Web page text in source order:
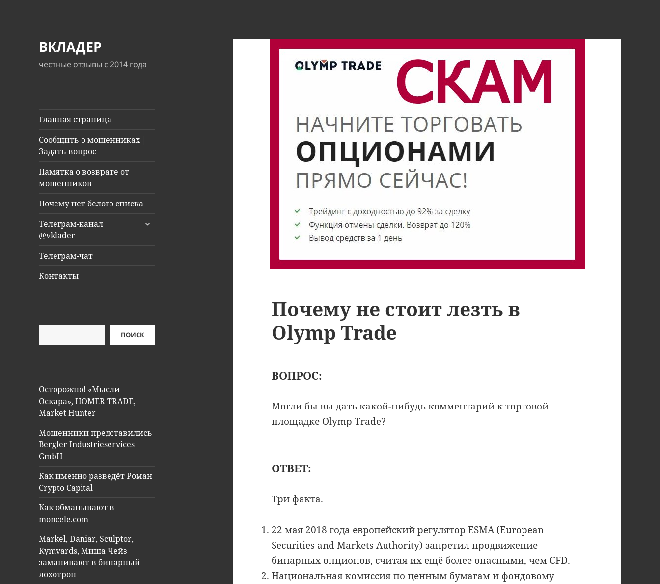
ВКЛАДЕР
честные отзывы с 2014 года
Главная страница
Сообщить о мошенниках |
Задать вопрос
Памятка о возврате от
мошенников
Почему нет белого списка
Телеграм-канал
@vklader
раскрыть
Телеграм-чат
Контакты
ПОИСК
Осторожно! «Мысли
Оскара», HOMER TRADE,
Market Hunter
Мошенники представились
Bergler Industrieservices
GmbH
Как именно разведёт Роман
Crypto Capital
Как обманывают в
moncele.com
Markel, Daniar, Sculptor,
Kymvards, Миша Чейз
заманивают в бинарный
лохотрон
Почему не стоит лезть в
Olymp Trade
ВОПРОС:
Могли бы вы дать какой-нибудь комментарий к торговой
площадке Olymp Trade?
ОТВЕТ:
Три факта.
22 мая 2018 года европейский регулятор ESMA (European
Securities and Markets Authority)запретил продвижение
бинарных опционов, считая их ещё более опасными, чем CFD.
Национальная комиссия по ценным бумагам и фондовому